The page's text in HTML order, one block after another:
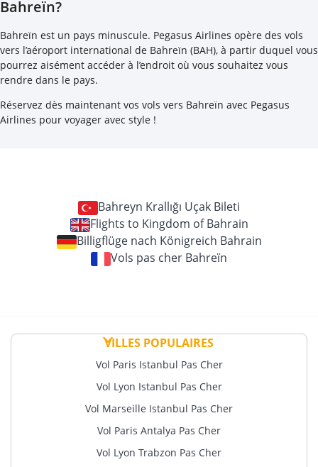
Bahreïn?
Bahreïn est un pays minuscule. Pegasus Airlines opère des vols
vers l’aéroport international de Bahreïn (BAH), à partir duquel vous
pourrez aisément accéder à l’endroit où vous souhaitez vous
rendre dans le pays.
Réservez dès maintenant vos vols vers Bahreïn avec Pegasus
Airlines pour voyager avec style !
Bahreyn Krallığı Uçak Bileti
Flights to Kingdom of Bahrain
Billigflüge nach Königreich Bahrain
Vols pas cher Bahreïn
VILLES POPULAIRES
Vol Paris Istanbul Pas Cher
Vol Lyon Istanbul Pas Cher
Vol Marseille Istanbul Pas Cher
Vol Paris Antalya Pas Cher
Vol Lyon Trabzon Pas Cher